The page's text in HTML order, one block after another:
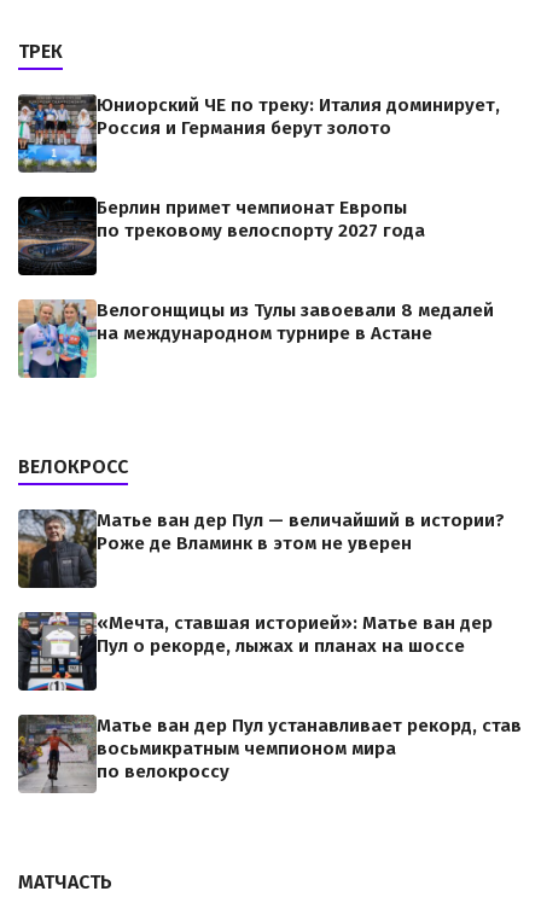
ТРЕК
Юниорский ЧЕ по треку: Италия доминирует,
Россия и Германия берут золото
Берлин примет чемпионат Европы
по трековому велоспорту 2027 года
Велогонщицы из Тулы завоевали 8 медалей
на международном турнире в Астане
ВЕЛОКРОСС
Матье ван дер Пул — величайший в истории?
Роже де Вламинк в этом не уверен
«Мечта, ставшая историей»: Матье ван дер
Пул о рекорде, лыжах и планах на шоссе
Матье ван дер Пул устанавливает рекорд, став
восьмикратным чемпионом мира
по велокроссу
МАТЧАСТЬ